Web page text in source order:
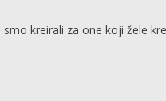
kreirali za one koji žele